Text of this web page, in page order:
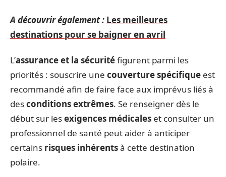
A découvrir également : Les meilleures
destinations pour se baigner en avril
L’assurance et la sécuritéfigurent parmi les
priorités : souscrire une couverture spécifique est
recommandé afin de faire face aux imprévus liés à
desconditions extrêmes. Se renseigner dès le
début sur lesexigences médicales et consulter un
professionnel de santé peut aider à anticiper
certains risques inhérentsà cette destination
polaire.